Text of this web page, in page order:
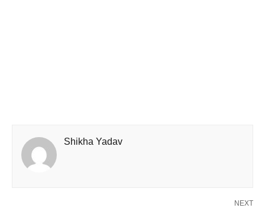
Shikha Yadav
NEXT